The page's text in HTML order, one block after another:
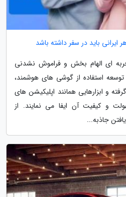
باید در سفر داشته باشد
ای الهام بخش و فراموش نشدنی
استفاده از گوشی های هوشمند،
و ابزارهایی همانند اپلیکیشن های
و کیفیت آن ایفا می نمایند. از
جاذبه...